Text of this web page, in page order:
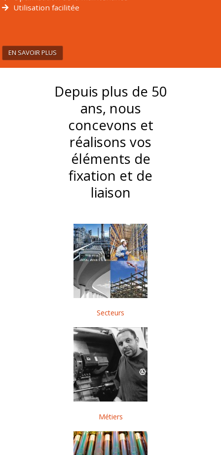
Utilisation facilitée
EN SAVOIR PLUS
Depuis plus de 50
ans, nous
concevons et
réalisons vos
éléments de
fixation et de
liaison
Secteurs
Métiers